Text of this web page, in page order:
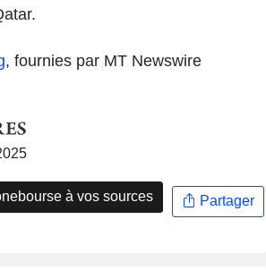
, fournies par MT Newswire
à vos sources Partager